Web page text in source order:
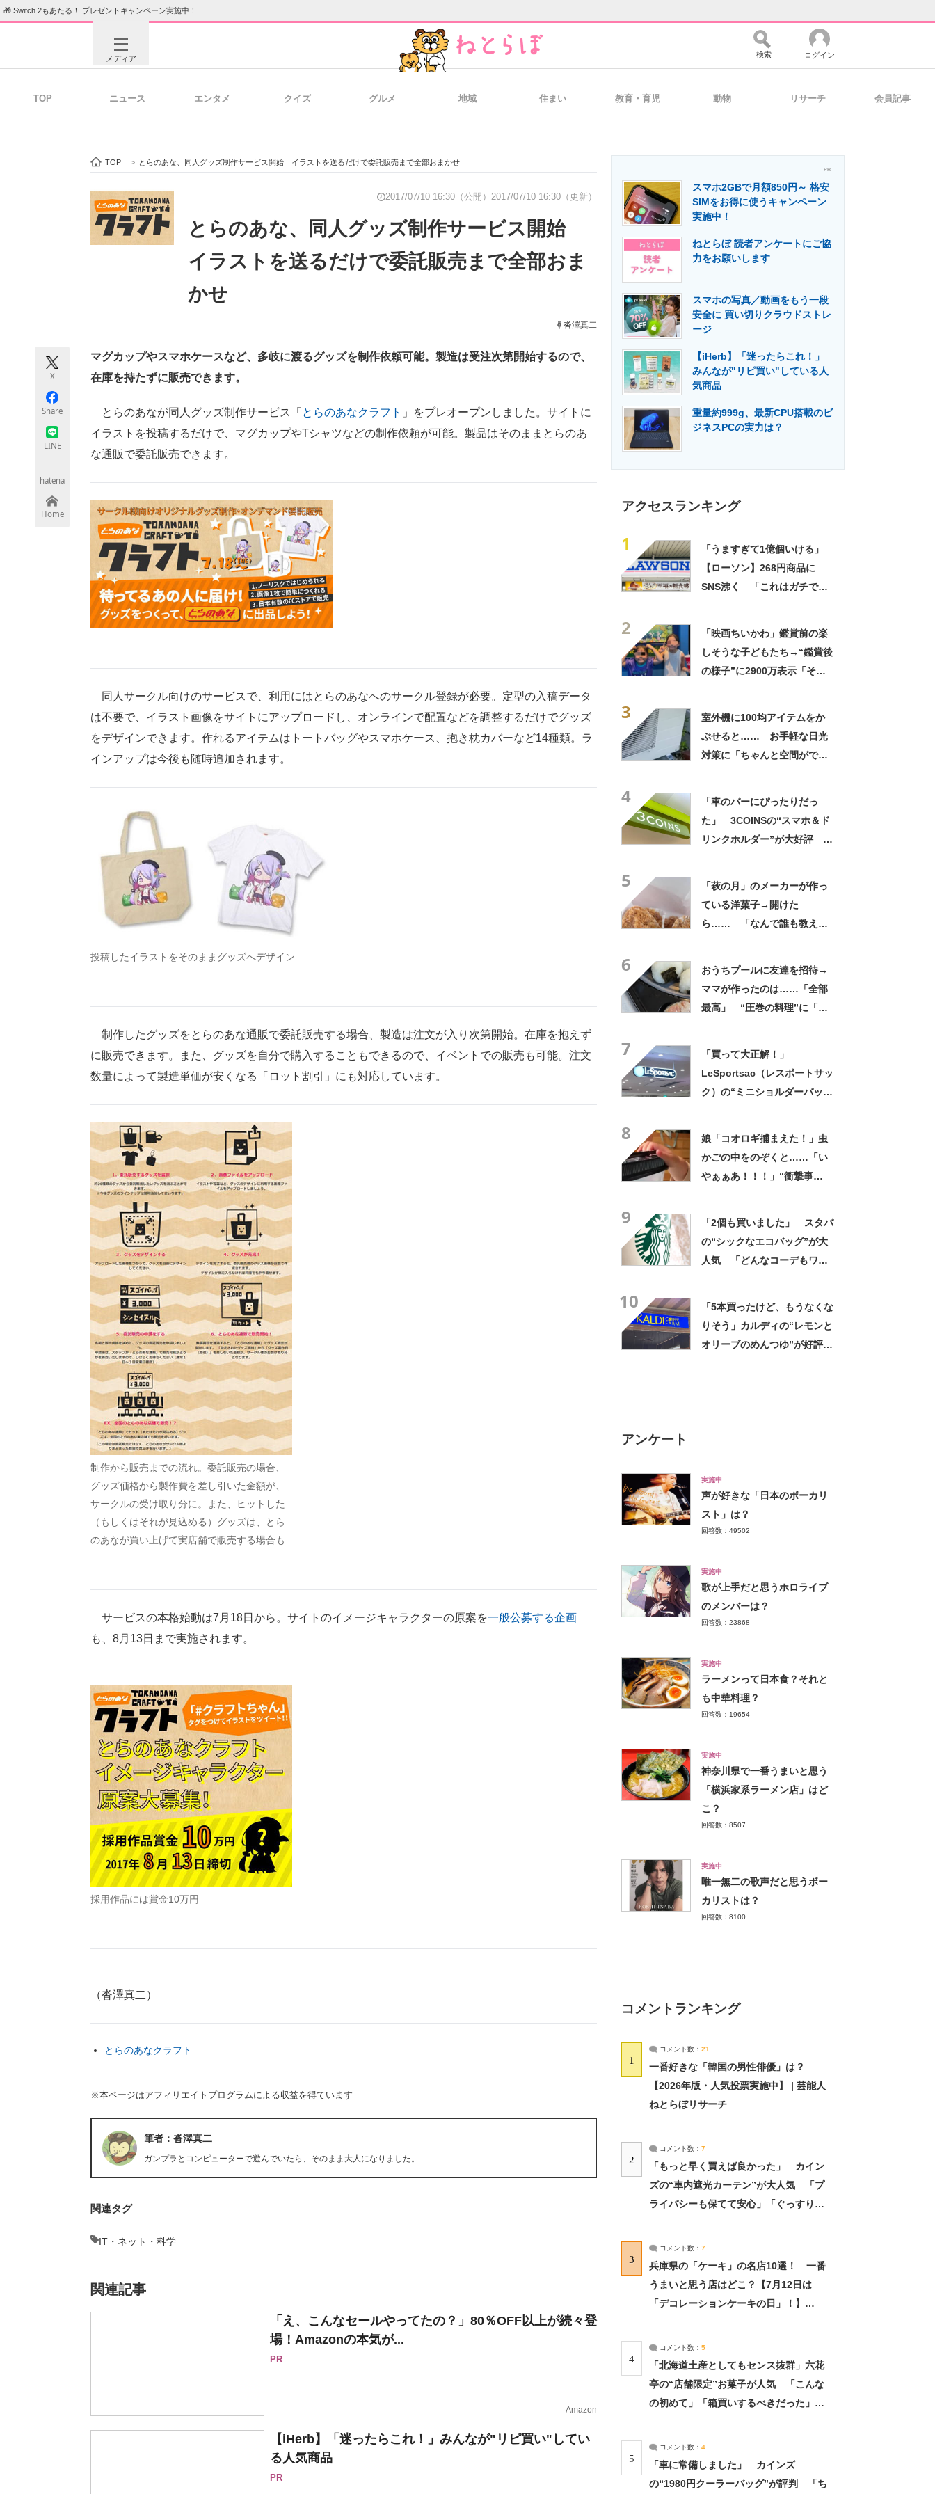
🎁 Switch 2もあたる！ プレゼントキャンペーン実施中！
メディア
ビジネスと働き方のヒント 経営リーダーのコミュニティ マーケ×ITの今がよく分かる
ITエンジニア向け専門サイト 企業向けIT製品の総合サイト IT製品の技術・比較・事例 製造業のIT導入・活用を支援
エネルギーの専門メディア 建設×テクノロジーの最前線
検索 ログイン
TOP ニュース エンタメ クイズ グルメ 地域 住まい 教育・育児 動物 リサーチ 会員記事
TOP > とらのあな、同人グッズ制作サービス開始 イラストを送るだけで委託販売まで全部おまかせ
2017/07/10 16:30（公開） 2017/07/10 16:30（更新）
とらのあな、同人グッズ制作サービス開始
イラストを送るだけで委託販売まで全部おま
かせ
沓澤真二
X
Share
LINE
hatena
Home
マグカップやスマホケースなど、多岐に渡るグッズを制作依頼可能。製造は受注次第開始するので、
在庫を持たずに販売できます。
とらのあなが同人グッズ制作サービス「 とらのあなクラフト 」をプレオープンしました。サイトに
イラストを投稿するだけで、マグカップやTシャツなどの制作依頼が可能。製品はそのままとらのあ
な通販で委託販売できます。
同人サークル向けのサービスで、利用にはとらのあなへのサークル登録が必要。定型の入稿データ
は不要で、イラスト画像をサイトにアップロードし、オンラインで配置などを調整するだけでグッズ
をデザインできます。作れるアイテムはトートバッグやスマホケース、抱き枕カバーなど14種類。ラ
インアップは今後も随時追加されます。
投稿したイラストをそのままグッズへデザイン
制作したグッズをとらのあな通販で委託販売する場合、製造は注文が入り次第開始。在庫を抱えず
に販売できます。また、グッズを自分で購入することもできるので、イベントでの販売も可能。注文
数量によって製造単価が安くなる「ロット割引」にも対応しています。
制作から販売までの流れ。委託販売の場合、
グッズ価格から製作費を差し引いた金額が、
サークルの受け取り分に。また、ヒットした
（もしくはそれが見込める）グッズは、とら
のあなが買い上げて実店舗で販売する場合も
サービスの本格始動は7月18日から。サイトのイメージキャラクターの原案を一般公募する企画
も、8月13日まで実施されます。
採用作品には賞金10万円
（沓澤真二）
とらのあなクラフト
※本ページはアフィリエイトプログラムによる収益を得ています
筆者：沓澤真二
ガンプラとコンピューターで遊んでいたら、そのまま大人になりました。
関連タグ
IT・ネット・科学
関連記事
「え、こんなセールやってたの？」80％OFF以上が続々登
場！Amazonの本気が...
PR
Amazon
【iHerb】「迷ったらこれ！」みんなが"リピ買い"してい
る人気商品
PR
- PR -
スマホ2GBで月額850円～ 格安
SIMをお得に使うキャンペーン
実施中！
ねとらぼ 読者アンケートにご協
力をお願いします
スマホの写真／動画をもう一段
安全に 買い切りクラウドストレ
ージ
【iHerb】「迷ったらこれ！」
みんなが"リピ買い"している人
気商品
重量約999g、最新CPU搭載のビ
ジネスPCの実力は？
アクセスランキング
1
「うますぎて1億個いける」
【ローソン】268円商品に
SNS沸く 「これはガチで美
2
「映画ちいかわ」鑑賞前の楽
しそうな子どもたち→“鑑賞後
の様子”に2900万表示「そう
3
室外機に100均アイテムをか
ぶせると…… お手軽な日光
対策に「ちゃんと空間ができ
4
「車のバーにぴったりだっ
た」 3COINSの“スマホ＆ド
リンクホルダー”が大好評
5
「萩の月」のメーカーが作っ
ている洋菓子→開けた
ら…… 「なんで誰も教えて
6
おうちプールに友達を招待→
ママが作ったのは……「全部
最高」 “圧巻の料理”に「う
7
「買って大正解！」
LeSportsac（レスポートサッ
ク）の“ミニショルダーバッ
8
娘「コオロギ捕まえた！」虫
かごの中をのぞくと……「い
やぁぁあ！！！」“衝撃事
9
「2個も買いました」 スタバ
の“シックなエコバッグ”が大
人気 「どんなコーデもワン
10
「5本買ったけど、もうなくな
りそう」カルディの“レモンと
オリーブのめんつゆ”が好評
アンケート
実施中
声が好きな「日本のボーカリ
スト」は？
回答数：49502
実施中
歌が上手だと思うホロライブ
のメンバーは？
回答数：23868
実施中
ラーメンって日本食？それと
も中華料理？
回答数：19654
実施中
神奈川県で一番うまいと思う
「横浜家系ラーメン店」はど
こ？
回答数：8507
実施中
唯一無二の歌声だと思うボー
カリストは？
回答数：8100
コメントランキング
1
コメント数： 21
一番好きな「韓国の男性俳優」は？
【2026年版・人気投票実施中】 | 芸能人
ねとらぼリサーチ
2
コメント数： 7
「もっと早く買えば良かった」 カイン
ズの“車内遮光カーテン”が大人気 「プ
ライバシーも保てて安心」「ぐっすり眠
3
コメント数： 7
兵庫県の「ケーキ」の名店10選！ 一番
うまいと思う店はどこ？【7月12日は
「デコレーションケーキの日」！】
4
コメント数： 5
「北海道土産としてもセンス抜群」六花
亭の“店舗限定”お菓子が人気 「こんな
の初めて」「箱買いするべきだった」
5
コメント数： 4
「車に常備しました」 カインズ
の“1980円クーラーバッグ”が評判 「ち